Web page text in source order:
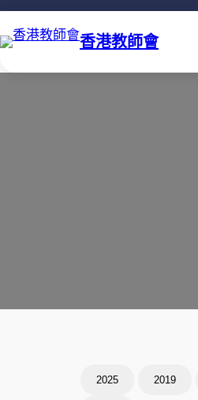
香港教師會
2025 2019